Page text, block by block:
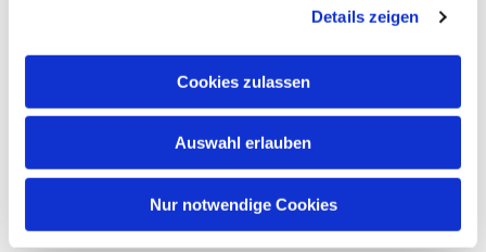
Details zeigen
Cookies zulassen
Auswahl erlauben
Nur notwendige Cookies